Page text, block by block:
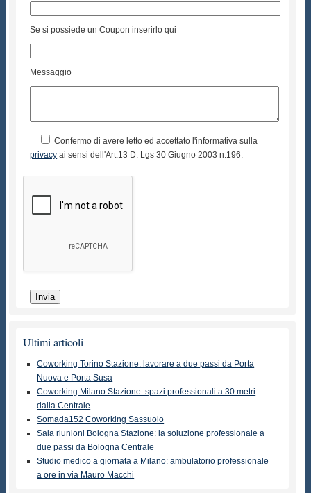
Se si possiede un Coupon inserirlo qui
Messaggio
Confermo di avere letto ed accettato l'informativa sulla
privacy ai sensi dell'Art.13 D. Lgs 30 Giugno 2003 n.196.
Ultimi articoli
Coworking Torino Stazione: lavorare a due passi da Porta
Nuova e Porta Susa
Coworking Milano Stazione: spazi professionali a 30 metri
dalla Centrale
Somada152 Coworking Sassuolo
Sala riunioni Bologna Stazione: la soluzione professionale a
due passi da Bologna Centrale
Studio medico a giornata a Milano: ambulatorio professionale
a ore in via Mauro Macchi